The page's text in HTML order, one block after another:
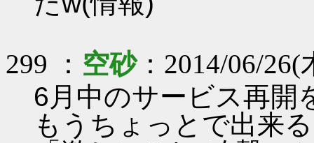
299 ： 空砂：2014/06/26(
6月中のサービス再開
もうちょっとで出来